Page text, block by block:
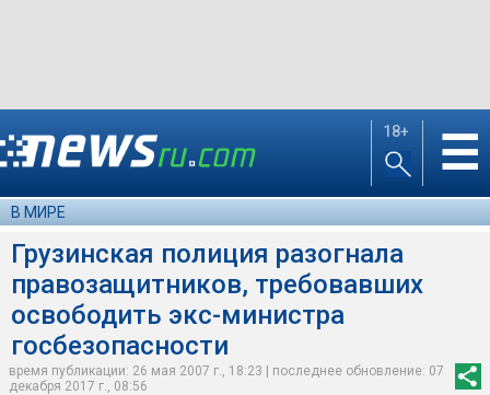
18+ ☰
В МИРЕ
Грузинская полиция разогнала
правозащитников, требовавших
освободить экс-министра
госбезопасности
время публикации: 26 мая 2007 г., 18:23 | последнее обновление: 07
декабря 2017 г., 08:56